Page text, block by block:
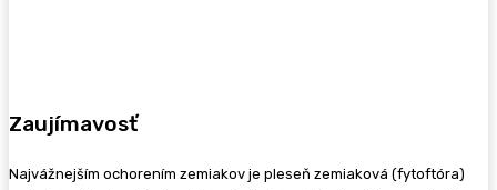
Zaujímavosť
Najvážnejším ochorením zemiakov je pleseň zemiaková (fytoftóra)